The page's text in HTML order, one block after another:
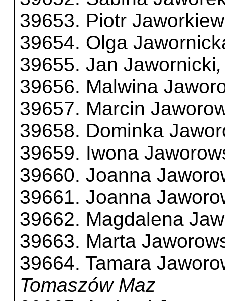
39653. Piotr
39654. Olga
39655. Jan Jawornicki
39656. Malwina
39657. Marcin
39658. Dominka
39659. Iwona
39660. Joanna
39661. Joanna
39662. Magdalena
39663. Marta
39664. Tamara
Tomaszów Maz